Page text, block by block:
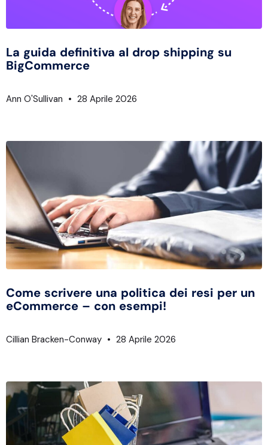
La guida definitiva al drop shipping su
BigCommerce
Ann O'Sullivan 28 Aprile 2026
Come scrivere una politica dei resi per un
eCommerce – con esempi!
Cillian Bracken-Conway 28 Aprile 2026